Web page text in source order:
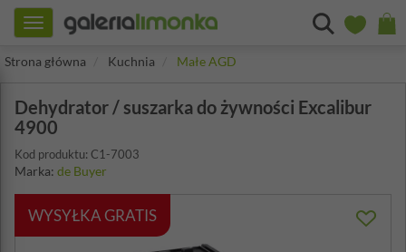
Toggle
navigation
Strona główna
Kuchnia Małe AGD
Dehydrator / suszarka do żywności Excalibur
4900
Kod produktu: C1-7003
Marka: de Buyer
WYSYŁKA GRATIS